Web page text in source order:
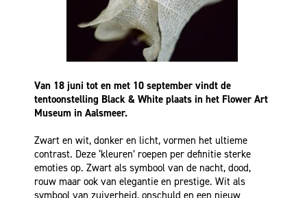
Van 18 juni tot en met 10 september vindt de
tentoonstelling Black & White plaats in het Flower Art
Museum in Aalsmeer.
Zwart en wit, donker en licht, vormen het ultieme
contrast. Deze ‘kleuren’ roepen per definitie sterke
emoties op. Zwart als symbool van de nacht, dood,
rouw maar ook van elegantie en prestige. Wit als
symbool van zuiverheid, onschuld en een nieuw